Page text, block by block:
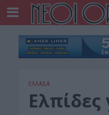
ΕΛΛΑΔΑ
Ελπίδες